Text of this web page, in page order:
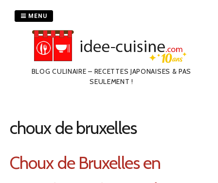
BLOG CULINAIRE – RECETTES JAPONAISES & PAS
SEULEMENT !
MENU
choux de bruxelles
Choux de Bruxelles en